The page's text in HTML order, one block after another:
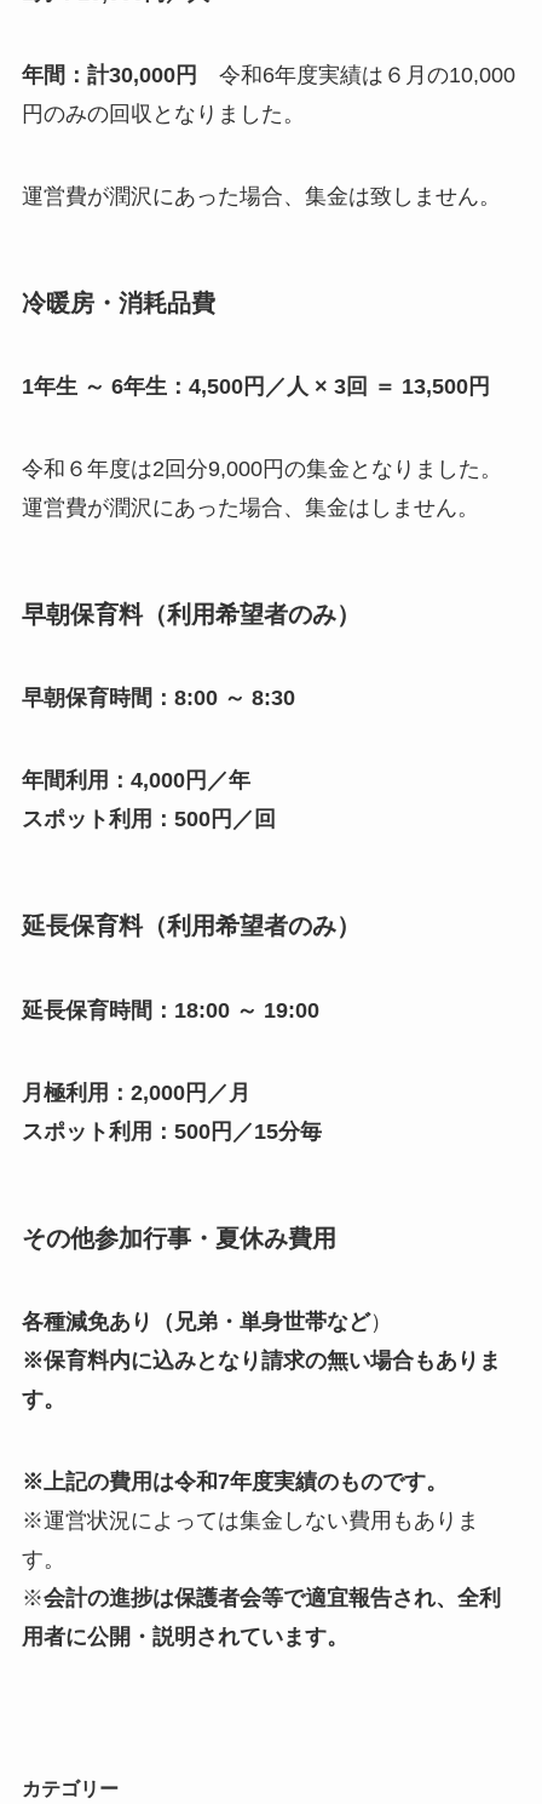
年間：計30,000円 令和6年度実績は６月の10,000
円のみの回収となりました。
運営費が潤沢にあった場合、集金は致しません。
冷暖房・消耗品費
1年生 ～ 6年生：4,500円／人 × 3回 ＝ 13,500円
令和６年度は2回分9,000円の集金となりました。
運営費が潤沢にあった場合、集金はしません。
早朝保育料（利用希望者のみ）
早朝保育時間： 8:00 ～ 8:30
年間利用：4,000円／年
スポット利用：500円／回
延長保育料（利用希望者のみ）
延長保育時間： 18:00 ～ 19:00
月極利用：2,000円／月
スポット利用：500円／15分毎
その他参加行事・夏休み費用
各種減免あり（兄弟・単身世帯など）
※保育料内に込みとなり請求の無い場合もありま
す。
※上記の費用は令和7年度実績のものです。
※運営状況によっては集金しない費用もありま
す。
※会計の進捗は保護者会等で適宜報告され、全利
用者に公開・説明されています。
カテゴリー